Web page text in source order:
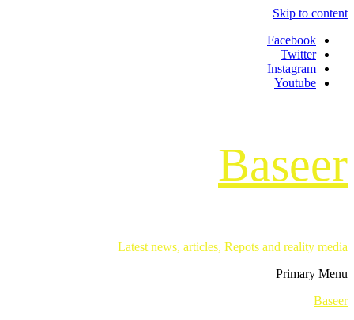
Skip to content
Facebook
Twitter
Instagram
Youtube
Baseer
Latest news, articles, Repots and reality media
Primary Menu
Baseer